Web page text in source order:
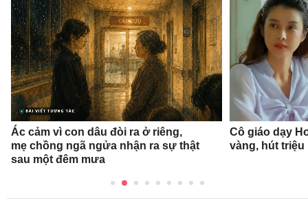
Ác cảm vì con dâu đòi ra ở riêng,
mẹ chồng ngã ngửa nhận ra sự thật
sau một đêm mưa
Cô giáo dạy
vàng, hút